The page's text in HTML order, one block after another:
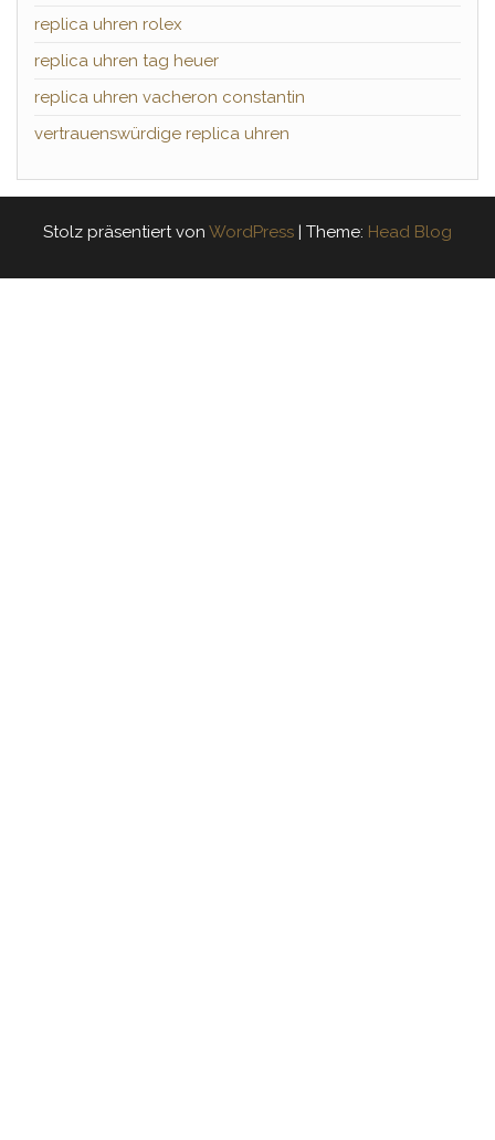
replica uhren rolex
replica uhren tag heuer
replica uhren vacheron constantin
vertrauenswürdige replica uhren
Stolz präsentiert von WordPress | Theme: Head Blog